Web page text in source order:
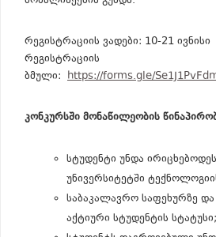
რეგისტრაციის ვადები: 10-21 ივნისი
რეგისტრაციის
ბმული: https://forms.gle/
კონკურსში მონაწილეობის
სტუდენტი უნდა
უნივერსიტეტში
საბაკალავრო საფეხურზე
აქტიური სტუდენტის სტატუსი;